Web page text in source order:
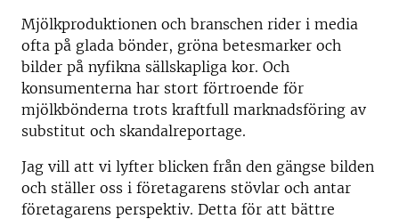
Mjölkproduktionen och branschen rider i media
ofta på glada bönder, gröna betesmarker och
bilder på nyfikna sällskapliga kor. Och
konsumenterna har stort förtroende för
mjölkbönderna trots kraftfull marknadsföring av
substitut och skandalreportage.
Jag vill att vi lyfter blicken från den gängse bilden
och ställer oss i företagarens stövlar och antar
företagarens perspektiv. Detta för att bättre